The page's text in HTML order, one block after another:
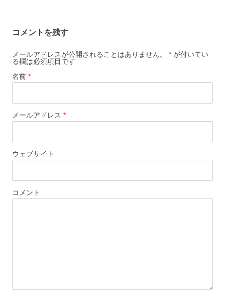
コメントを残す
メールアドレスが公開されることはありません。 * が付いてい
る欄は必須項目です
名前 *
メールアドレス *
ウェブサイト
コメント